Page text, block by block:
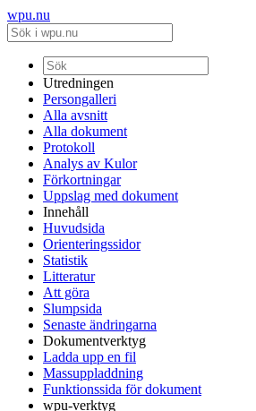
wpu.nu
Utredningen
Persongalleri
Alla avsnitt
Alla dokument
Protokoll
Analys av Kulor
Förkortningar
Uppslag med dokument
Innehåll
Huvudsida
Orienteringssidor
Statistik
Litteratur
Att göra
Slumpsida
Senaste ändringarna
Dokumentverktyg
Ladda upp en fil
Massuppladdning
Funktionssida för dokument
wpu-verktyg